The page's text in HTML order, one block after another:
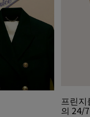
프린지
의 24/